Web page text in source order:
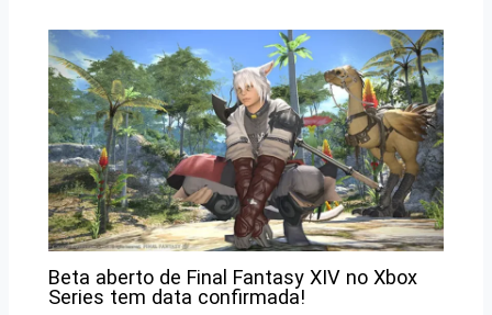
Beta aberto de Final Fantasy XIV no Xbox
Series tem data confirmada!